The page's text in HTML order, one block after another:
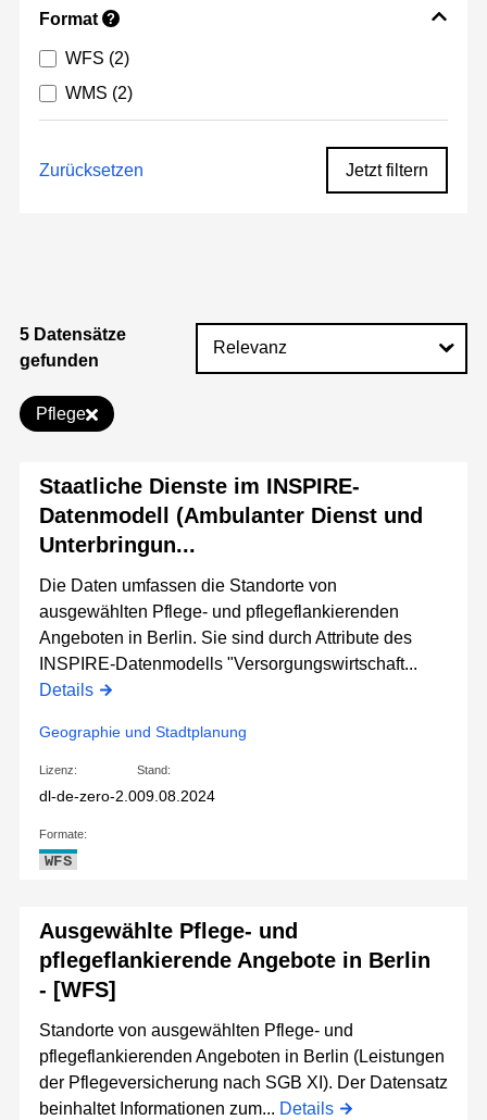
Format ?
WFS (2)
WMS (2)
Zurücksetzen Jetzt filtern
5 Datensätze
gefunden
Pflege
Staatliche Dienste im INSPIRE-
Datenmodell (Ambulanter Dienst und
Unterbringun...
Die Daten umfassen die Standorte von
ausgewählten Pflege- und pflegeflankierenden
Angeboten in Berlin. Sie sind durch Attribute des
INSPIRE-Datenmodells "Versorgungswirtschaft...
Details
Geographie und Stadtplanung
Lizenz:
dl-de-zero-2.0
Stand:
09.08.2024
Formate:
WFS
Ausgewählte Pflege- und
pflegeflankierende Angebote in Berlin
- [WFS]
Standorte von ausgewählten Pflege- und
pflegeflankierenden Angeboten in Berlin (Leistungen
der Pflegeversicherung nach SGB XI). Der Datensatz
beinhaltet Informationen zum... Details